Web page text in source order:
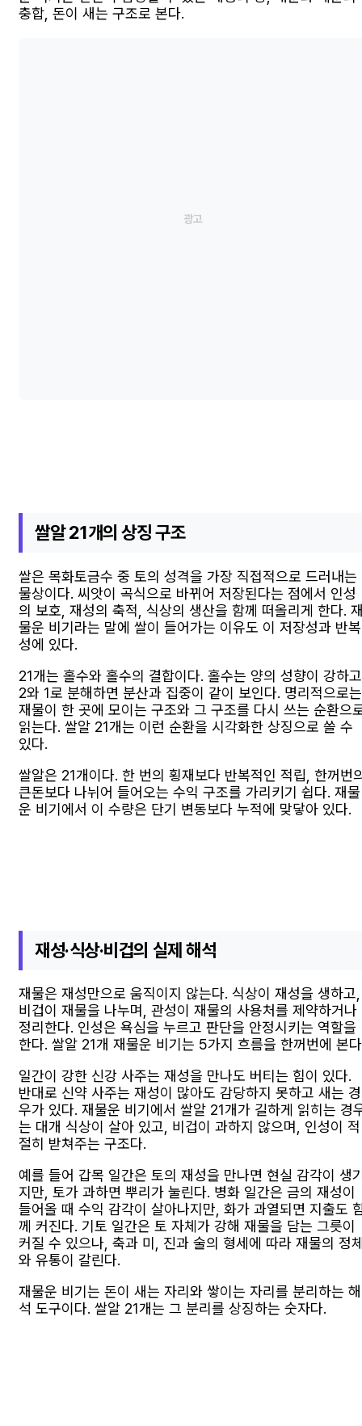
충합, 돈이 새는 구조로 본다.
쌀알 21개의 상징 구조
쌀은 목화토금수 중 토의 성격을 가장 직접적으로 드러내는
물상이다. 씨앗이 곡식으로 바뀌어 저장된다는 점에서 인성
의 보호, 재성의 축적, 식상의 생산을 함께 떠올리게 한다.
물운 비기라는 말에 쌀이 들어가는 이유도 이 저장성과 반복
성에 있다.
21개는 홀수와 홀수의 결합이다. 홀수는 양의 성향이 강하
2와 1로 분해하면 분산과 집중이 같이 보인다. 명리적으로는
재물이 한 곳에 모이는 구조와 그 구조를 다시 쓰는 순환으
읽는다. 쌀알 21개는 이런 순환을 시각화한 상징으로 쓸 수
있다.
쌀알은 21개이다. 한 번의 횡재보다 반복적인 적립, 한꺼번
큰돈보다 나뉘어 들어오는 수익 구조를 가리키기 쉽다. 재물
운 비기에서 이 수량은 단기 변동보다 누적에 맞닿아 있다.
재성·식상·비겁의 실제 해석
재물은 재성만으로 움직이지 않는다. 식상이 재성을 생하고,
비겁이 재물을 나누며, 관성이 재물의 사용처를 제약하거나
정리한다. 인성은 욕심을 누르고 판단을 안정시키는 역할을
한다. 쌀알 21개 재물운 비기는 5가지 흐름을 한꺼번에 본
일간이 강한 신강 사주는 재성을 만나도 버티는 힘이 있다.
반대로 신약 사주는 재성이 많아도 감당하지 못하고 새는 경
우가 있다. 재물운 비기에서 쌀알 21개가 길하게 읽히는 경
는 대개 식상이 살아 있고, 비겁이 과하지 않으며, 인성이 적
절히 받쳐주는 구조다.
예를 들어 갑목 일간은 토의 재성을 만나면 현실 감각이 생
지만, 토가 과하면 뿌리가 눌린다. 병화 일간은 금의 재성이
들어올 때 수익 감각이 살아나지만, 화가 과열되면 지출도
께 커진다. 기토 일간은 토 자체가 강해 재물을 담는 그릇이
커질 수 있으나, 축과 미, 진과 술의 형세에 따라 재물의 정
와 유통이 갈린다.
재물운 비기는 돈이 새는 자리와 쌓이는 자리를 분리하는 해
석 도구이다. 쌀알 21개는 그 분리를 상징하는 숫자다.